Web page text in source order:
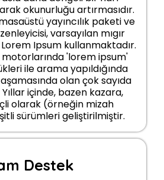
okunurluğu artırmasıdır.
yayıncılık paketi ve
varsayılan mıgır
Ipsum kullanmaktadır.
'lorem ipsum'
ile arama yapıldığında
olan çok sayıda
içinde, bazen kazara,
olarak (örneğin mizah
sürümleri geliştirilmiştir.
Destek